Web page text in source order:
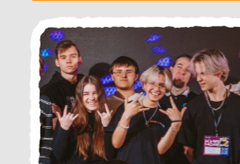
Если компьютер дома «не тянет» —
ты всё равно можешь участвовать
в киберспортивных турнирах!